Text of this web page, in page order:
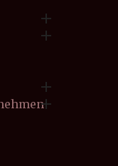



